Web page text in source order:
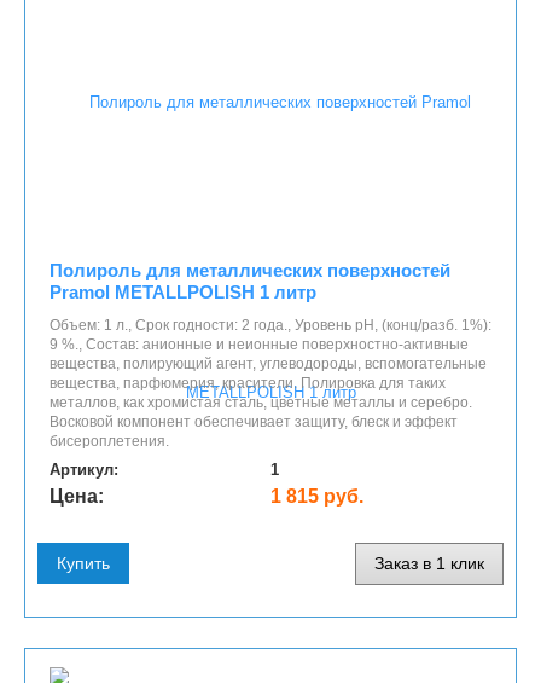
Полироль для металлических поверхностей
Pramol METALLPOLISH 1 литр
Объем: 1 л., Срок годности: 2 года., Уровень рН, (конц/разб. 1%):
9 %., Состав: анионные и неионные поверхностно-активные
вещества, полирующий агент, углеводороды, вспомогательные
вещества, парфюмерия, красители. Полировка для таких
металлов, как хромистая сталь, цветные металлы и серебро.
Восковой компонент обеспечивает защиту, блеск и эффект
бисероплетения.
Артикул: 1
Цена: 1 815 руб.
Купить Заказ в 1 клик